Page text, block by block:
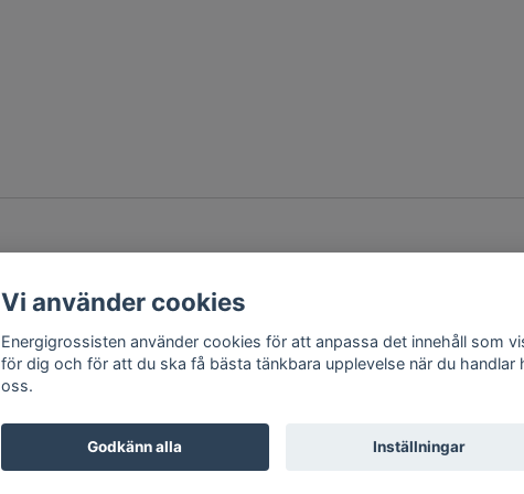
Vi använder cookies
Energigrossisten använder cookies för att anpassa det innehåll som
för dig och för att du ska få bästa tänkbara upplevelse när du handlar
oss.
Godkänn alla Inställningar